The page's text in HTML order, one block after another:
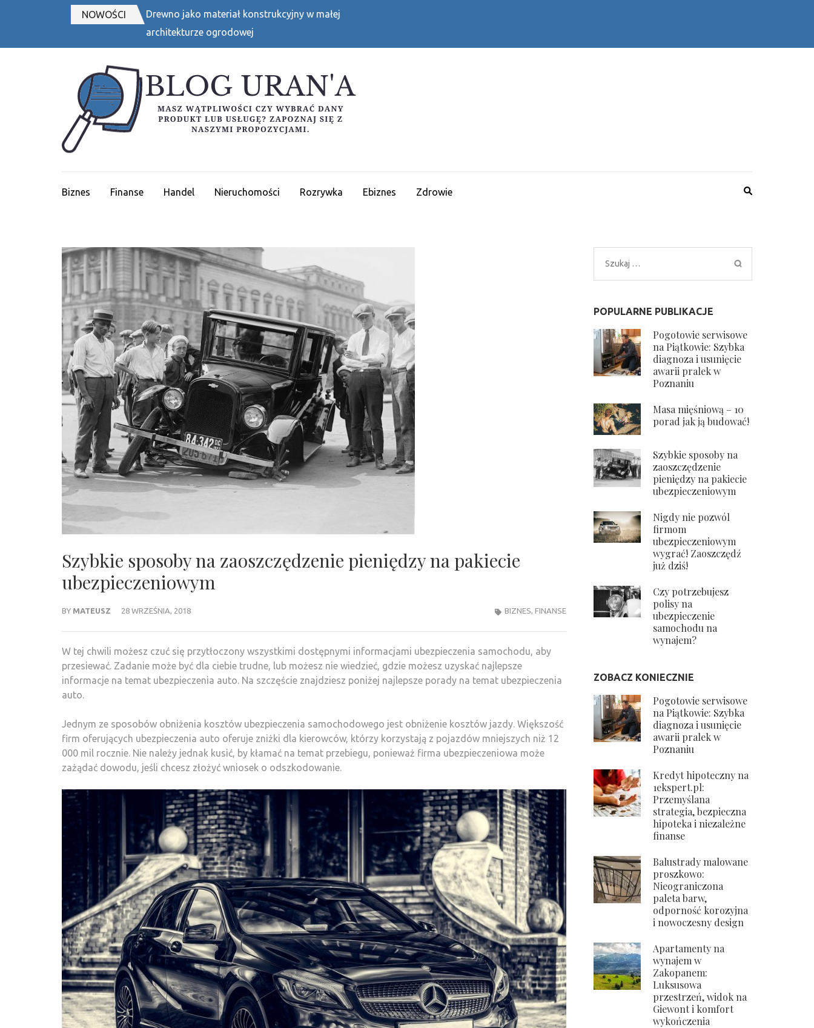
(Press
NOWOŚCI
Drewno jako materiał konstrukcyjny w małej
architekturze ogrodowej
Biznes Finanse Handel Nieruchomości Rozrywka Ebiznes Zdrowie
Szybkie sposoby na zaoszczędzenie pieniędzy na pakiecie
ubezpieczeniowym
BY MATEUSZ 28 WRZEŚNIA, 2018 BIZNES, FINANSE
W tej chwili możesz czuć się przytłoczony wszystkimi dostępnymi informacjami ubezpieczenia samochodu, aby
przesiewać. Zadanie może być dla ciebie trudne, lub możesz nie wiedzieć, gdzie możesz uzyskać najlepsze
informacje na temat ubezpieczenia auto. Na szczęście znajdziesz poniżej najlepsze porady na temat ubezpieczenia
auto.
Jednym ze sposobów obniżenia kosztów ubezpieczenia samochodowego jest obniżenie kosztów jazdy. Większość
firm oferujących ubezpieczenia auto oferuje zniżki dla kierowców, którzy korzystają z pojazdów mniejszych niż 12
000 mil rocznie. Nie należy jednak kusić, by kłamać na temat przebiegu, ponieważ firma ubezpieczeniowa może
zażądać dowodu, jeśli chcesz złożyć wniosek o odszkodowanie.
Szukaj:
POPULARNE PUBLIKACJE
Pogotowie serwisowe
na Piątkowie: Szybka
diagnoza i usunięcie
awarii pralek w
Poznaniu
Masa mięśniową – 10
porad jak ją budować!
Szybkie sposoby na
zaoszczędzenie
pieniędzy na pakiecie
ubezpieczeniowym
Nigdy nie pozwól
firmom
ubezpieczeniowym
wygrać! Zaoszczędź
już dziś!
Czy potrzebujesz
polisy na
ubezpieczenie
samochodu na
wynajem?
ZOBACZ KONIECZNIE
Pogotowie serwisowe
na Piątkowie: Szybka
diagnoza i usunięcie
awarii pralek w
Poznaniu
Kredyt hipoteczny na
1ekspert.pl:
Przemyślana
strategia, bezpieczna
hipoteka i niezależne
finanse
Balustrady malowane
proszkowo:
Nieograniczona
paleta barw,
odporność korozyjna
i nowoczesny design
Apartamenty na
wynajem w
Zakopanem:
Luksusowa
przestrzeń, widok na
Giewont i komfort
wykończenia